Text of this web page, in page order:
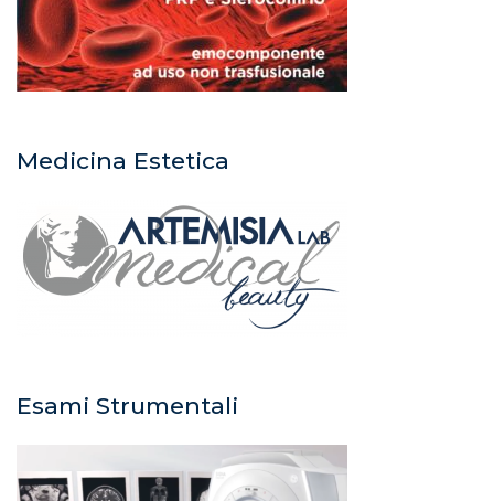
Medicina Estetica
Esami Strumentali